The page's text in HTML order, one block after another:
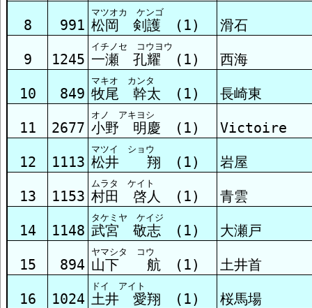
8 991
マツオカ ケンゴ
松岡 剣護 (1) 滑石
9 1245
イチノセ コウヨウ
一瀬 孔耀 (1) 西海
10 849
マキオ カンタ
牧尾 幹太 (1) 長崎東
11 2677
オノ アキヨシ
小野 明慶 (1) Victoire
12 1113
マツイ ショウ
松井 翔 (1) 岩屋
13 1153
ムラタ ケイト
村田 啓人 (1) 青雲
14 1148
タケミヤ ケイジ
武宮 敬志 (1) 大瀬戸
15 894
ヤマシタ コウ
山下 航 (1) 土井首
16 1024
ドイ アイト
土井 愛翔 (1) 桜馬場